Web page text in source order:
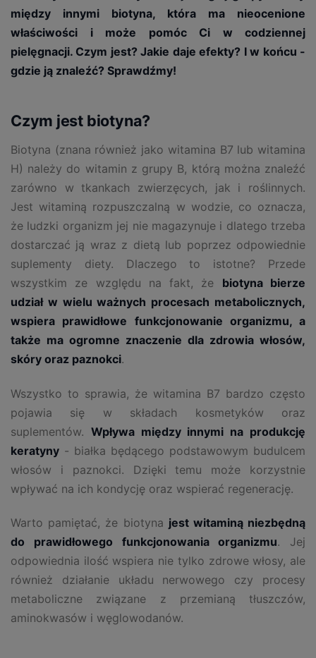
między innymi biotyna, która ma nieocenione
właściwości i może pomóc Ci w codziennej
pielęgnacji. Czym jest? Jakie daje efekty? I w końcu -
gdzie ją znaleźć? Sprawdźmy!
Czym jest biotyna?
Biotyna (znana również jako witamina B7 lub witamina
H) należy do witamin z grupy B, którą można znaleźć
zarówno w tkankach zwierzęcych, jak i roślinnych.
Jest witaminą rozpuszczalną w wodzie, co oznacza,
że ludzki organizm jej nie magazynuje i dlatego trzeba
dostarczać ją wraz z dietą lub poprzez odpowiednie
suplementy diety. Dlaczego to istotne? Przede
wszystkim ze względu na fakt, że biotyna bierze
udział w wielu ważnych procesach metabolicznych,
wspiera prawidłowe funkcjonowanie organizmu, a
także ma ogromne znaczenie dla zdrowia włosów,
skóry oraz paznokci.
Wszystko to sprawia, że witamina B7 bardzo często
pojawia się w składach kosmetyków oraz
suplementów. Wpływa między innymi na produkcję
keratyny - białka będącego podstawowym budulcem
włosów i paznokci. Dzięki temu może korzystnie
wpływać na ich kondycję oraz wspierać regenerację.
Warto pamiętać, że biotyna jest witaminą niezbędną
do prawidłowego funkcjonowania organizmu. Jej
odpowiednia ilość wspiera nie tylko zdrowe włosy, ale
również działanie układu nerwowego czy procesy
metaboliczne związane z przemianą tłuszczów,
aminokwasów i węglowodanów.